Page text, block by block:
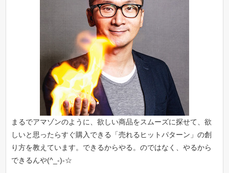
まるでアマゾンのように、欲しい商品をスムーズに探せて、欲
しいと思ったらすぐ購入できる「売れるヒットパターン 」の創
り方を教えています。できるからやる。のではなく、やるから
できるんや(^_-)-☆